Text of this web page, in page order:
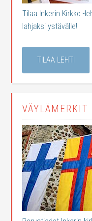
Tilaa Inkerin Kirkko -
lahjaksi ystävälle!
TILAA LEHTI
VÄYLÄMERKIT